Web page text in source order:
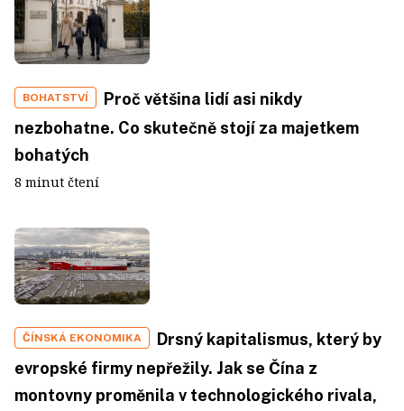
BOHATSTVÍ
Proč většina lidí asi nikdy
nezbohatne. Co skutečně stojí za majetkem
bohatých
8 minut čtení
ČÍNSKÁ EKONOMIKA
Drsný kapitalismus, který by
evropské firmy nepřežily. Jak se Čína z
montovny proměnila v technologického rivala,